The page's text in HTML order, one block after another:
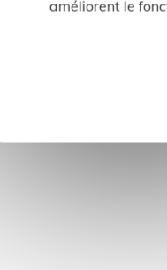
améliorent le